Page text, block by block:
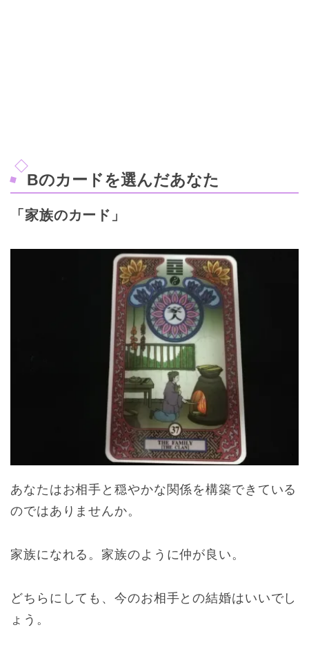
Bのカードを選んだあなた
「家族のカード」
あなたはお相手と穏やかな関係を構築できている
のではありませんか。
家族になれる。家族のように仲が良い。
どちらにしても、今のお相手との結婚はいいでし
ょう。